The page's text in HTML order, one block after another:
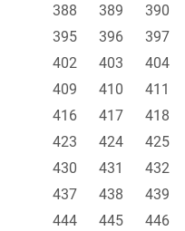
388
389 390
395
396 397
402
403 404
409
410 411
416
417 418
423
424 425
430
431 432
437
438 439
444
445 446